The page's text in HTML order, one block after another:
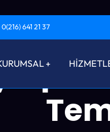
0(216) 641 21 37